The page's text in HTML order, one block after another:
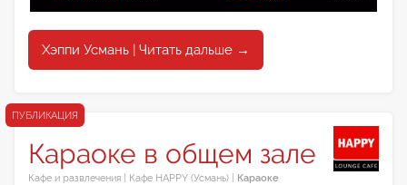
Хэппи Усмань | Читать дальше →
ПУБЛИКАЦИЯ
Караоке в общем зале
Кафе и развлечения Кафе HAPPY (Усмань) Караоке